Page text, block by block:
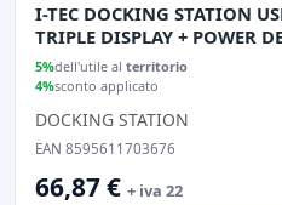
I-TEC DOCKING STATION
TRIPLE DISPLAY + POWER
5%dell'utile al territorio
4%sconto applicato
DOCKING STATION
EAN 8595611703676
66,87 € + iva 22